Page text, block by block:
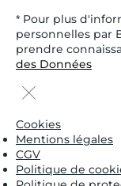
* Pour plus
personnelles par
prendre
des Données
Cookies
Mentions légales
CGV
Politique de